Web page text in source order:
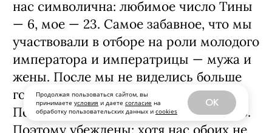
Продолжая пользоваться сайтом, вы
принимаете условия и даете согласие на
обработку пользовательских данных и cookies
OK